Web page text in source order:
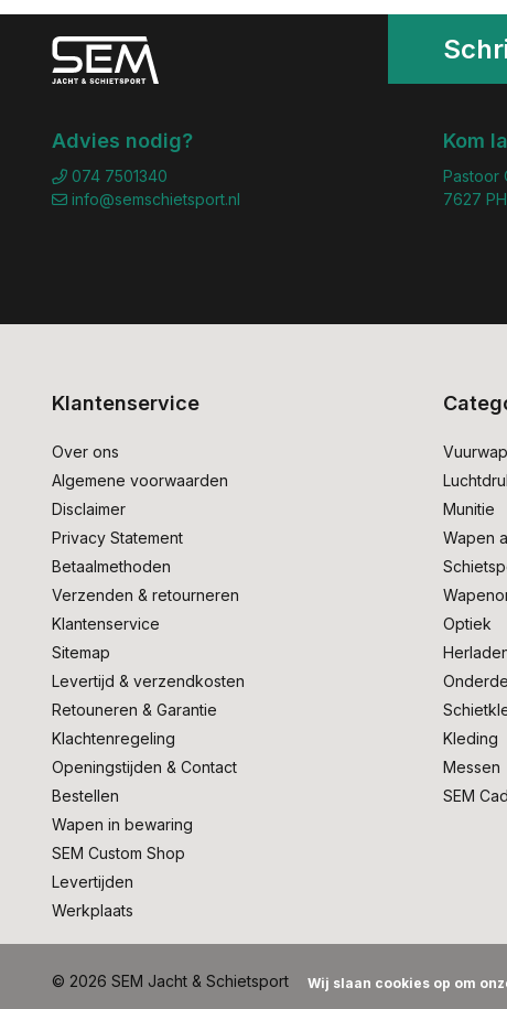
Advies nodig?
074 7501340
info@semschietsport.nl
Kom
Pastoor
7627
Klantenservice
Over ons
Algemene voorwaarden
Disclaimer
Privacy Statement
Betaalmethoden
Verzenden & retourneren
Klantenservice
Sitemap
Levertijd & verzendkosten
Retouneren & Garantie
Klachtenregeling
Openingstijden & Contact
Bestellen
Wapen in bewaring
SEM Custom Shop
Levertijden
Werkplaats
Munitie
Wapen
Optiek
Kleding
Messen
SEM
© 2026 SEM Jacht & Schietsport Wij slaan cookies op om